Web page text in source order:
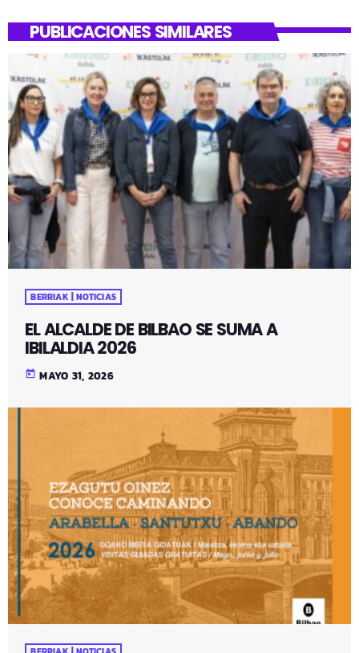
PUBLICACIONES SIMILARES
BERRIAK | NOTICIAS
EL ALCALDE DE BILBAO SE SUMA A
IBILALDIA 2026
today MAYO 31, 2026